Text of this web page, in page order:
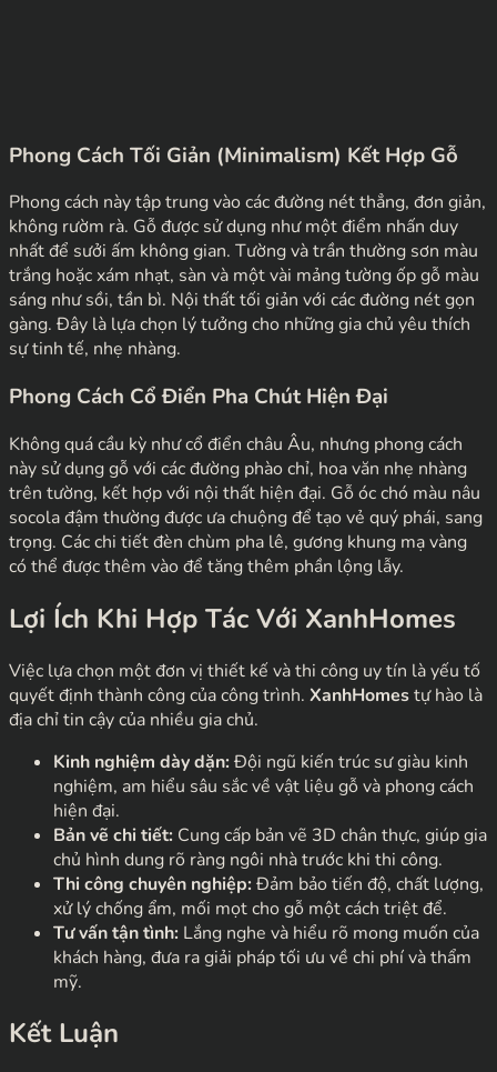
Phong Cách Tối Giản (Minimalism) Kết Hợp Gỗ
Phong cách này tập trung vào các đường nét thẳng, đơn giản,
không rườm rà. Gỗ được sử dụng như một điểm nhấn duy
nhất để sưởi ấm không gian. Tường và trần thường sơn màu
trắng hoặc xám nhạt, sàn và một vài mảng tường ốp gỗ màu
sáng như sồi, tần bì. Nội thất tối giản với các đường nét gọn
gàng. Đây là lựa chọn lý tưởng cho những gia chủ yêu thích
sự tinh tế, nhẹ nhàng.
Phong Cách Cổ Điển Pha Chút Hiện Đại
Không quá cầu kỳ như cổ điển châu Âu, nhưng phong cách
này sử dụng gỗ với các đường phào chỉ, hoa văn nhẹ nhàng
trên tường, kết hợp với nội thất hiện đại. Gỗ óc chó màu nâu
socola đậm thường được ưa chuộng để tạo vẻ quý phái, sang
trọng. Các chi tiết đèn chùm pha lê, gương khung mạ vàng
có thể được thêm vào để tăng thêm phần lộng lẫy.
Lợi Ích Khi Hợp Tác Với XanhHomes
Việc lựa chọn một đơn vị thiết kế và thi công uy tín là yếu tố
quyết định thành công của công trình. XanhHomestự hào là
địa chỉ tin cậy của nhiều gia chủ.
Kinh nghiệm dày dặn:Đội ngũ kiến trúc sư giàu kinh
nghiệm, am hiểu sâu sắc về vật liệu gỗ và phong cách
hiện đại.
Bản vẽ chi tiết: Cung cấp bản vẽ 3D chân thực, giúp gia
chủ hình dung rõ ràng ngôi nhà trước khi thi công.
Thi công chuyên nghiệp:Đảm bảo tiến độ, chất lượng,
xử lý chống ẩm, mối mọt cho gỗ một cách triệt để.
Tư vấn tận tình: Lắng nghe và hiểu rõ mong muốn của
khách hàng, đưa ra giải pháp tối ưu về chi phí và thẩm
mỹ.
Kết Luận